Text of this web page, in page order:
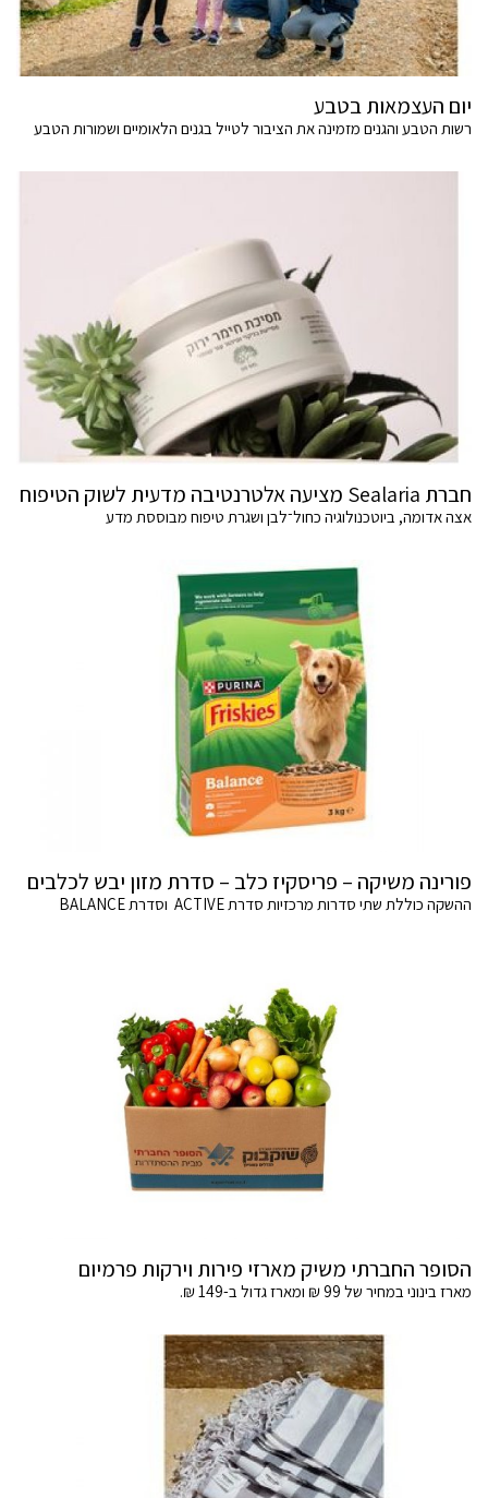
יום העצמאות בטבע
רשות הטבע והגנים מזמינה את הציבור לטייל בגנים הלאומיים ושמורות הטבע
חברת Sealaria מציעה אלטרנטיבה מדעית לשוק הטיפוח
אצה אדומה, ביוטכנולוגיה כחול־לבן ושגרת טיפוח מבוססת מדע
פורינה משיקה – פריסקיז כלב – סדרת מזון יבש לכלבים
ההשקה כוללת שתי סדרות מרכזיות סדרת ACTIVE וסדרת BALANCE
הסופר החברתי משיק מארזי פירות וירקות פרמיום
מארז בינוני במחיר של 99 ₪ ומארז גדול ב-149 ₪.